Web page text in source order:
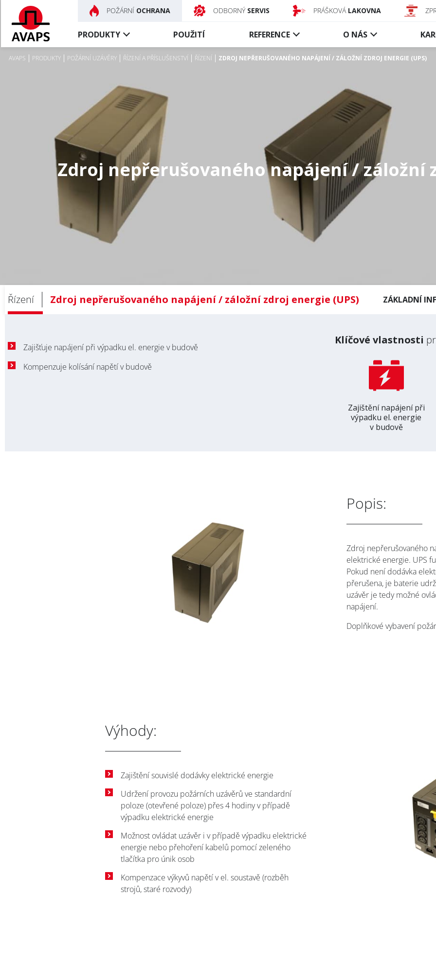
POŽÁRNÍ OCHRANA ODBORNÝ SERVIS PRÁŠKOVÁ LAKOVNA
PRODUKTY
Požární
Speciální uzávěry
Řízení a příslušenství
Kouřotěsné
Textilní uzávěry
Řízení a příslušenství
Dopravníkové
Ocelové uzávěry
Řízení a příslušenství
Kouřové
POUŽITÍ REFERENCE O NÁS
AVAPS PRODUKTY POŽÁRNÍ UZÁVĚRY ŘÍZENÍ A PŘÍSLUŠENSTVÍ ŘÍZENÍ ZDROJ NEPŘERUŠOVANÉHO NAPÁJENÍ / ZÁLOŽNÍ ZDROJ ENERGIE (UPS)
Zdroj nepřerušovaného napájení / záložní
Řízení Zdroj nepřerušovaného napájení / záložní zdroj energie (UPS) ZÁKLADNÍ
Zajišťuje napájení při výpadku el. energie v budově
Kompenzuje kolísání napětí v budově
Klíčové vlastnosti
Zajištění napájení při
výpadku el. energie
v budově
Popis:
Zdroj nepřerušovaného
elektrické energie. UPS
Pokud není dodávka
přerušena, je baterie
uzávěr je tedy možné
napájení.
Doplňkové vybavení
Výhody:
Zajištění souvislé dodávky elektrické energie
Udržení provozu požárních uzávěrů ve standardní
poloze (otevřené poloze) přes 4 hodiny v případě
výpadku elektrické energie
Možnost ovládat uzávěr i v případě výpadku elektrické
energie nebo přehoření kabelů pomocí zeleného
tlačítka pro únik osob
Kompenzace výkyvů napětí v el. soustavě (rozběh
strojů, staré rozvody)